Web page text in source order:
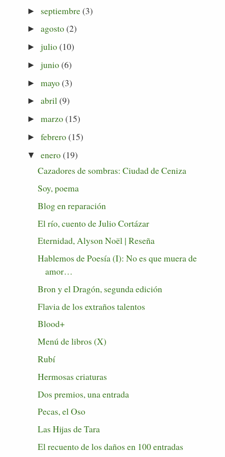
► septiembre(3)
► agosto(2)
► julio(10)
► junio(6)
► mayo(3)
► abril(9)
► marzo(15)
► febrero(15)
▼ enero(19)
Cazadores de sombras: Ciudad de Ceniza
Soy, poema
Blog en reparación
El río, cuento de Julio Cortázar
Eternidad, Alyson Noël | Reseña
Hablemos de Poesía (I): No es que muera de
amor…
Bron y el Dragón, segunda edición
Flavia de los extraños talentos
Blood+
Menú de libros (X)
Rubí
Hermosas criaturas
Dos premios, una entrada
Pecas, el Oso
Las Hijas de Tara
El recuento de los daños en 100 entradas